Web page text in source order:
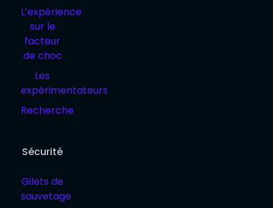
L’expérience
sur le
facteur
de choc
Les
expérimentateurs
Recherche
Sécurité
Gilets de
sauvetage